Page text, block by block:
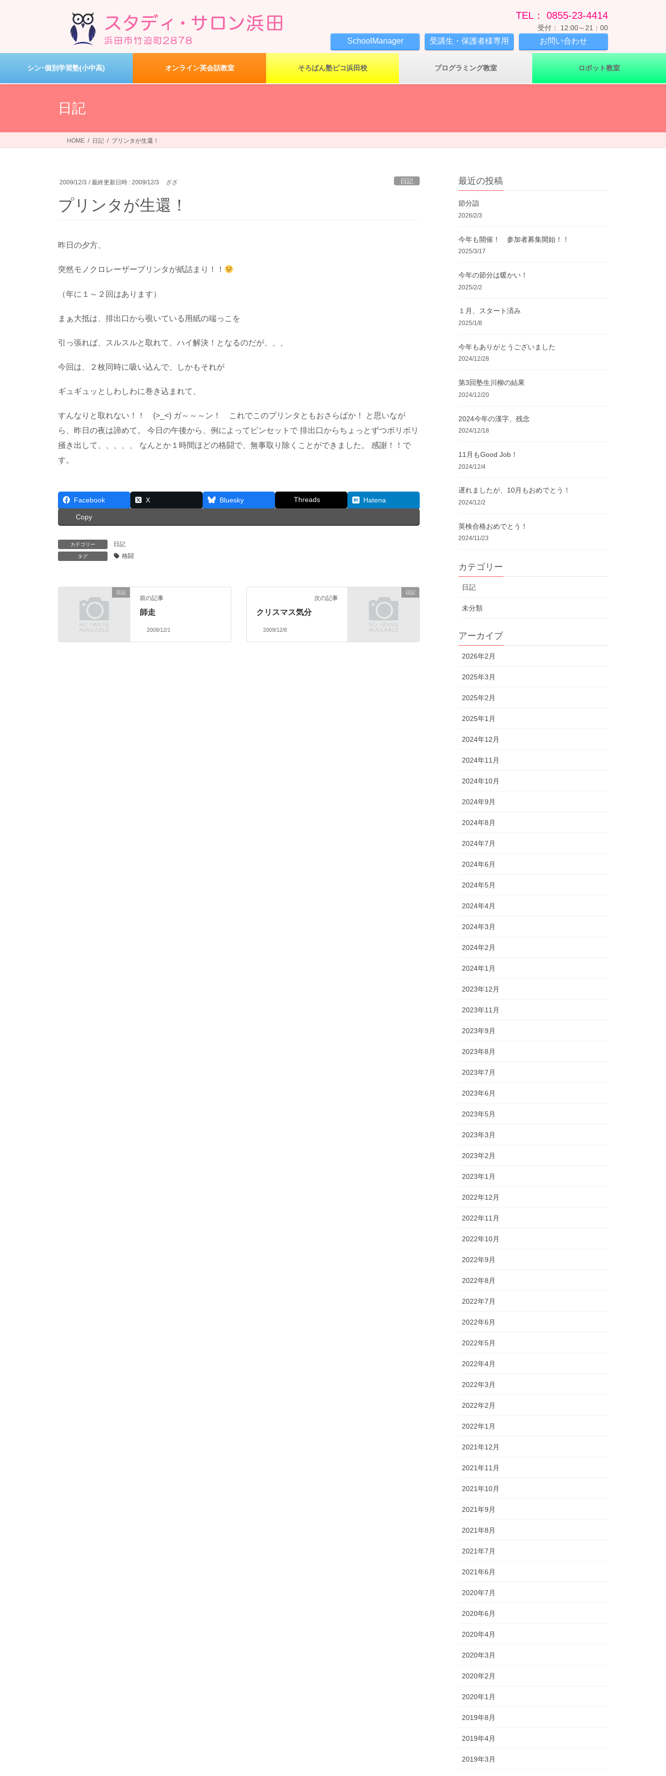
ツ
シ
TEL： 0855-23-4414
受付： 12:00～21：00
SchoolManager 受講生・保護者様専用 お問い合わせ
シン･個別学習塾(小中高) オンライン英会話教室 そろばん塾ピコ浜田校 プログラミング教室 ロボット教室
日記
HOME 日記 プリンタが生還！
2009/12/3 / 最終更新日時 : 2009/12/3 ざざ 日記
プリンタが生還！
昨日の夕方、
突然モノクロレーザープリンタが紙詰まり！！
（年に１～２回はあります）
まぁ大抵は、排出口から覗いている用紙の端っこを
引っ張れば、スルスルと取れて、ハイ解決！となるのだが、、、
今回は、２枚同時に吸い込んで、しかもそれが
ギュギュッとしわしわに巻き込まれて、
すんなりと取れない！！ (>_<) ガ～～～ン！ これでこのプリンタともおさらばか！ と思いなが
ら、昨日の夜は諦めて。 今日の午後から、例によってピンセットで 排出口からちょっとずつボリボリ
掻き出して、、、、、 なんとか１時間ほどの格闘で、無事取り除くことができました。 感謝！！で
す。
Facebook X Bluesky Threads Hatena
Copy
カテゴリー 日記
タグ 格闘
日記
前の記事
師走
2009/12/1
日記
次の記事
クリスマス気分
2009/12/8
最近の投稿
節分詣
2026/2/3
今年も開催！ 参加者募集開始！！
2025/3/17
今年の節分は暖かい！
2025/2/2
１月、スタート済み
2025/1/8
今年もありがとうございました
2024/12/28
第3回塾生川柳の結果
2024/12/20
2024今年の漢字、残念
2024/12/18
11月もGood Job！
2024/12/4
遅れましたが、10月もおめでとう！
2024/12/2
英検合格おめでとう！
2024/11/23
カテゴリー
日記
未分類
アーカイブ
2026年2月
2025年3月
2025年2月
2025年1月
2024年12月
2024年11月
2024年10月
2024年9月
2024年8月
2024年7月
2024年6月
2024年5月
2024年4月
2024年3月
2024年2月
2024年1月
2023年12月
2023年11月
2023年9月
2023年8月
2023年7月
2023年6月
2023年5月
2023年3月
2023年2月
2023年1月
2022年12月
2022年11月
2022年10月
2022年9月
2022年8月
2022年7月
2022年6月
2022年5月
2022年4月
2022年3月
2022年2月
2022年1月
2021年12月
2021年11月
2021年10月
2021年9月
2021年8月
2021年7月
2021年6月
2020年7月
2020年6月
2020年4月
2020年3月
2020年2月
2020年1月
2019年8月
2019年4月
2019年3月